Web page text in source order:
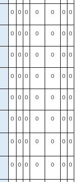
0 0 0 0 0 0 0
0 0 0 0 0 0 0
0 0 0 0 0 0 0
0 0 0 0 0 0 0
0 0 0 0 0 0 0
0 0 0 0 0 0 0
0 0 0 0 0 0 0
0 0 0 0 0 0 0